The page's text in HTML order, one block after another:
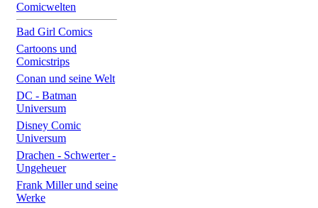
Comicwelten
Bad Girl Comics
Cartoons und
Comicstrips
Conan und seine Welt
DC - Batman
Universum
Disney Comic
Universum
Drachen - Schwerter -
Ungeheuer
Frank Miller und seine
Werke